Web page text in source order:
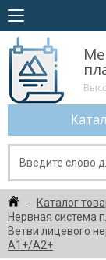
Каталог
Нервная система
Ветви лицевого
А1+/А2+